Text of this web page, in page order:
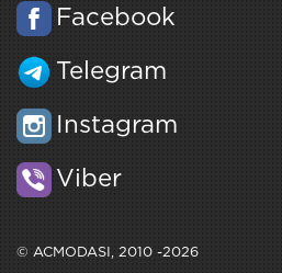
Facebook
Telegram
Instagram
Viber
© ACMODASI, 2010 -2026